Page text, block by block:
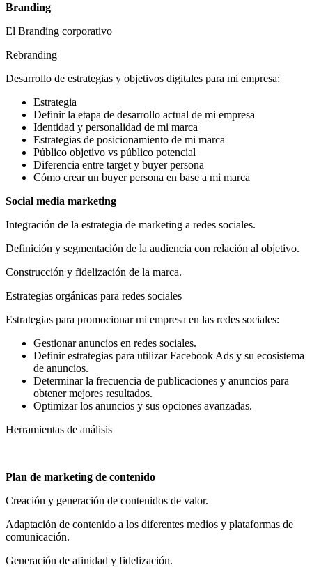
Branding
El Branding corporativo
Rebranding
Desarrollo de estrategias y objetivos digitales para mi empresa:
Estrategia
Definir la etapa de desarrollo actual de mi empresa
Identidad y personalidad de mi marca
Estrategias de posicionamiento de mi marca
Público objetivo vs público potencial
Diferencia entre target y buyer persona
Cómo crear un buyer persona en base a mi marca
Social media marketing
Integración de la estrategia de marketing a redes sociales.
Definición y segmentación de la audiencia con relación al objetivo.
Construcción y fidelización de la marca.
Estrategias orgánicas para redes sociales
Estrategias para promocionar mi empresa en las redes sociales:
Gestionar anuncios en redes sociales.
Definir estrategias para utilizar Facebook Ads y su ecosistema
de anuncios.
Determinar la frecuencia de publicaciones y anuncios para
obtener mejores resultados.
Optimizar los anuncios y sus opciones avanzadas.
Herramientas de análisis
Plan de marketing de contenido
Creación y generación de contenidos de valor.
Adaptación de contenido a los diferentes medios y plataformas de
comunicación.
Generación de afinidad y fidelización.